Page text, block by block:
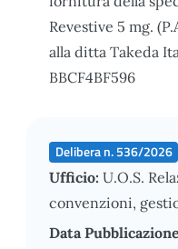
Revestive 5 mg.
alla ditta Takeda
BBCF4BF596
Delibera n. 536/2026
Ufficio: U.O.S.
convenzioni,
Data